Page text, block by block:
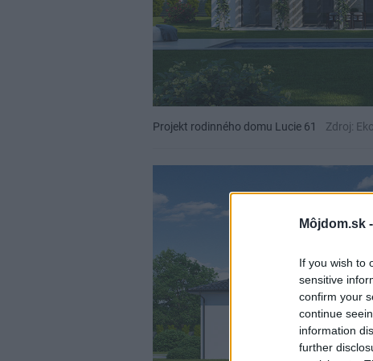
Môjdom.sk -
If you wish to
sensitive
confirm your
continue
information
further
Projekt rodinného domu Lucie 61 Zdroj: